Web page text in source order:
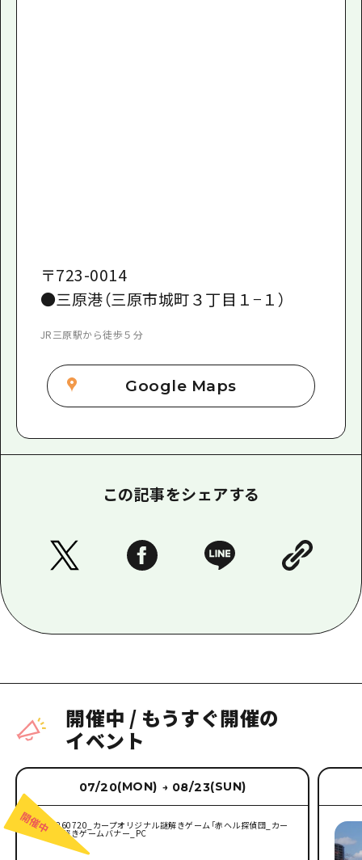
〒723-0014
●三原港（三原市城町３丁目１−１）
JR三原駅から徒歩５分
Google Maps
この記事をシェアする
開催中 / もうすぐ開催の
イベント
07/20(MON) → 08/23(SUN)